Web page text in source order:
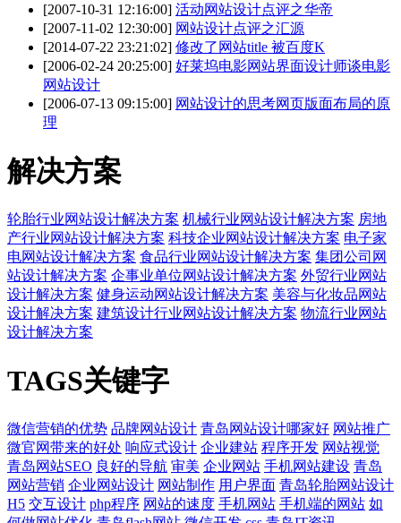
[2007-10-31 12:16:00] 活动网站设计点评之华帝
[2007-11-02 12:30:00] 网站设计点评之汇源
[2014-07-22 23:21:02] 修改了网站title 被百度K
[2006-02-24 20:25:00] 好莱坞电影网站界面设计师谈电影
网站设计
[2006-07-13 09:15:00] 网站设计的思考网页版面布局的原
理
解决方案
轮胎行业网站设计解决方案 机械行业网站设计解决方案 房地
产行业网站设计解决方案 科技企业网站设计解决方案 电子家
电网站设计解决方案 食品行业网站设计解决方案 集团公司网
站设计解决方案 企事业单位网站设计解决方案 外贸行业网站
设计解决方案 健身运动网站设计解决方案 美容与化妆品网站
设计解决方案 建筑设计行业网站设计解决方案 物流行业网站
设计解决方案
TAGS关键字
微信营销的优势 品牌网站设计 青岛网站设计哪家好 网站推广
微官网带来的好处 响应式设计 企业建站 程序开发 网站视觉
青岛网站SEO 良好的导航 审美 企业网站 手机网站建设 青岛
网站营销 企业网站设计 网站制作 用户界面 青岛轮胎网站设计
H5 交互设计 php程序 网站的速度 手机网站 手机端的网站 如